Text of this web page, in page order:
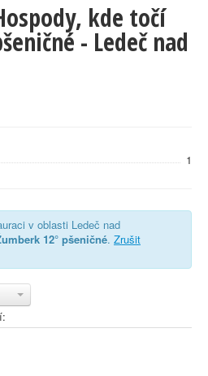
kde točí
- Ledeč nad
1
v oblasti Ledeč nad
12° pšeničné. Zrušit